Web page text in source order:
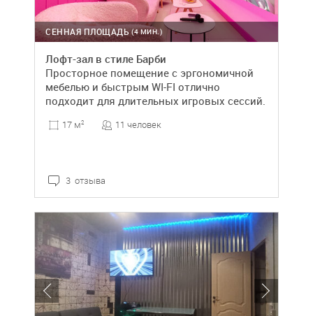
(4 МИН.)
СЕННАЯ ПЛОЩАДЬ
Лофт-зал в стиле Барби
Просторное помещение с эргономичной
мебелью и быстрым WI-FI отлично
подходит для длительных игровых сессий.
17 м2 11 человек
3 отзыва